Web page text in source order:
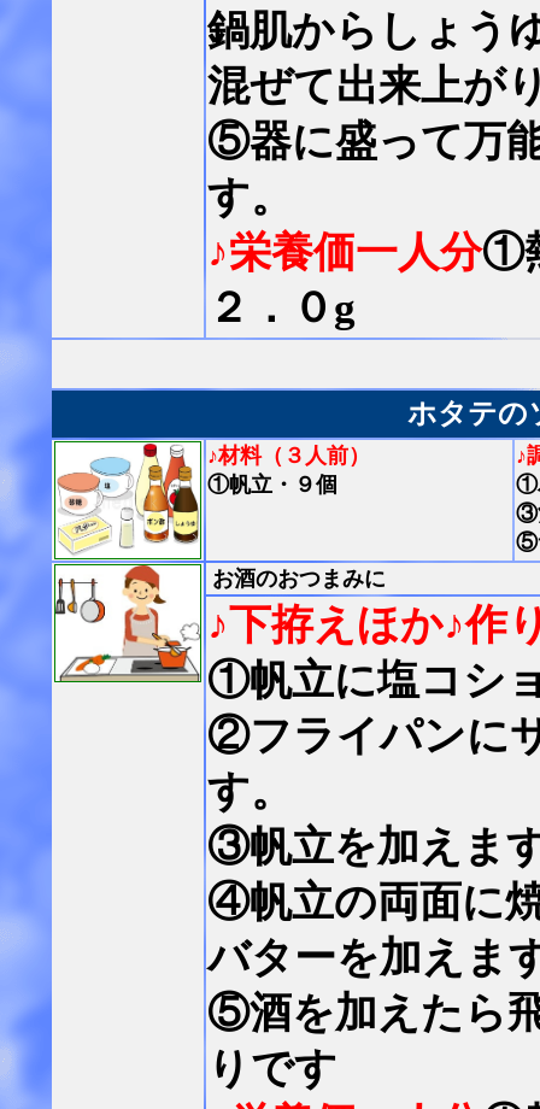
鍋肌からしょう
混ぜて出来上が
⑤器に盛って万
す。
♪栄養価一人分①
２．０g
ホタテの
♪材料（３人前）
①帆立・９個
♪
①
③
⑤
お酒のおつまみに
♪下拵えほか♪作
①帆立に塩コシ
②フライパンに
す。
③帆立を加えま
④帆立の両面に
バターを加えま
⑤酒を加えたら
りです